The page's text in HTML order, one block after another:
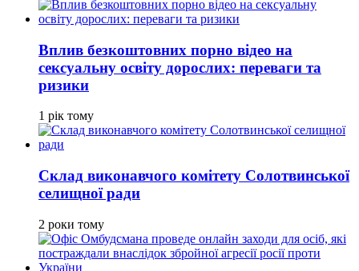
Вплив безкоштовних порно відео на
сексуальну освіту дорослих: переваги та
ризики
1 рік тому
Склад виконавчого комітету Солотвинської
селищної ради
2 роки тому